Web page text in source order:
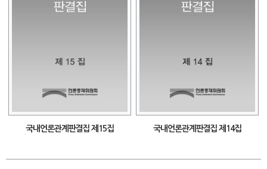
국내언론관계판결집 제15집 국내언론관계판결집 제14집